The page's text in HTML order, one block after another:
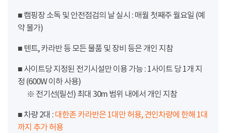
■ 캠핑장 소독 및 안전점검의 날 실시 : 매월 첫째주 월요일 (예
약 불가)
■ 텐트, 카라반 등 모든 물품 및 장비 등은 개인 지참
■ 사이트당 지정된 전기시설만 이용 가능 : 1사이트 당 1개 지
정 (600W 이하 사용)
※ 전기선(릴선) 최대 30m 범위 내에서 개인 지참
■ 차량 2대 : 대한존 카라반은 1대만 허용, 견인차량에 한해 1대
까지 추가 허용